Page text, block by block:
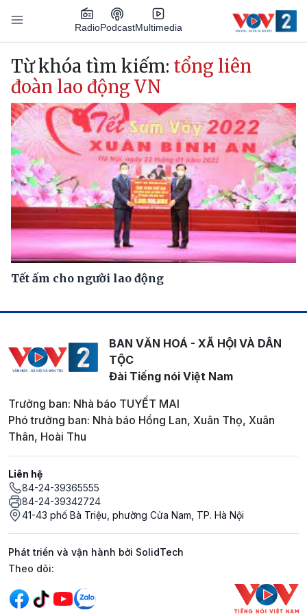
Nhảy đến nội dung
RadioPodcastMultimedia
Main navigation
Từ khóa tìm kiếm: tổng liên
đoàn lao động VN
Tết ấm cho người lao động
BAN VĂN HOÁ - XÃ HỘI VÀ DÂN
TỘC
Đài Tiếng nói Việt Nam
Trưởng ban: Nhà báo TUYẾT MAI
Phó trưởng ban: Nhà báo Hồng Lan, Xuân Thọ, Xuân
Thân, Hoài Thu
Liên hệ
84-24-39365555
84-24-39342724
41-43 phố Bà Triệu, phường Cửa Nam, TP. Hà Nội
Phát triển và vận hành bởi SolidTech
Mạng xã hội
Theo dõi: